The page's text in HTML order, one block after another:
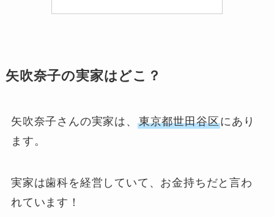
矢吹奈子の実家はどこ？
矢吹奈子さんの実家は、 東京都世田谷区にあり
ます。
実家は歯科を経営していて、お金持ちだと言わ
れています！